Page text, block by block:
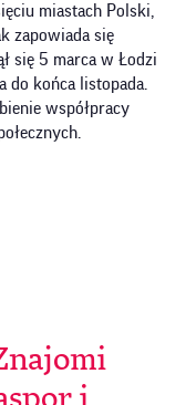
miastach Polski,
zapowiada się
się 5 marca w Łodzi
do końca listopada.
współpracy